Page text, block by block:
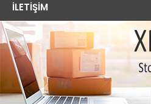
İLETIŞIM